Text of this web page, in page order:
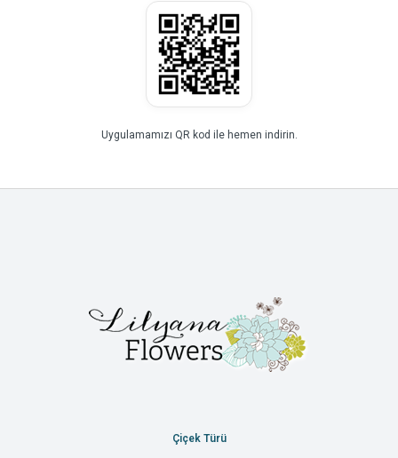
Uygulamamızı QR kod ile hemen indirin.
Çiçek Türü